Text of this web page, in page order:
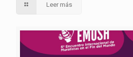
Leer más